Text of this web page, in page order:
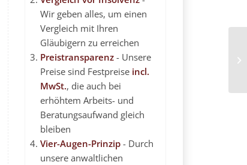
Wir geben alles, um einen
Vergleich mit Ihren
Gläubigern zu erreichen
Preistransparenz- Unsere
Preise sind Festpreise incl.
MwSt., die auch bei
erhöhtem Arbeits- und
Beratungsaufwand gleich
bleiben
Vier-Augen-Prinzip- Durch
unsere anwaltlichen